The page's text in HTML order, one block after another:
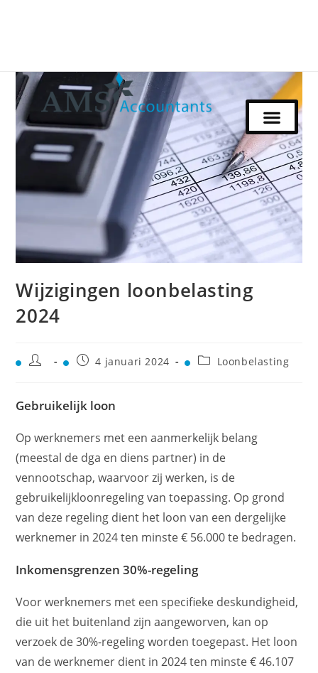
Wijzigingen loonbelasting
2024
4 januari 2024 Loonbelasting
Gebruikelijk loon
Op werknemers met een aanmerkelijk belang
(meestal de dga en diens partner) in de
vennootschap, waarvoor zij werken, is de
gebruikelijkloonregeling van toepassing. Op grond
van deze regeling dient het loon van een dergelijke
werknemer in 2024 ten minste € 56.000 te bedragen.
Inkomensgrenzen 30%-regeling
Voor werknemers met een specifieke deskundigheid,
die uit het buitenland zijn aangeworven, kan op
verzoek de 30%-regeling worden toegepast. Het loon
van de werknemer dient in 2024 ten minste € 46.107